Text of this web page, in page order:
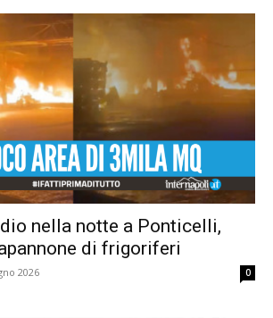
nella notte a Ponticelli,
di frigoriferi
2026 0